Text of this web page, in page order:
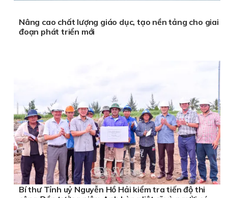
Nâng cao chất lượng giáo dục, tạo nền tảng cho giai
đoạn phát triển mới
Bí thư Tỉnh uỷ Nguyễn Hồ Hải kiểm tra tiến độ thi